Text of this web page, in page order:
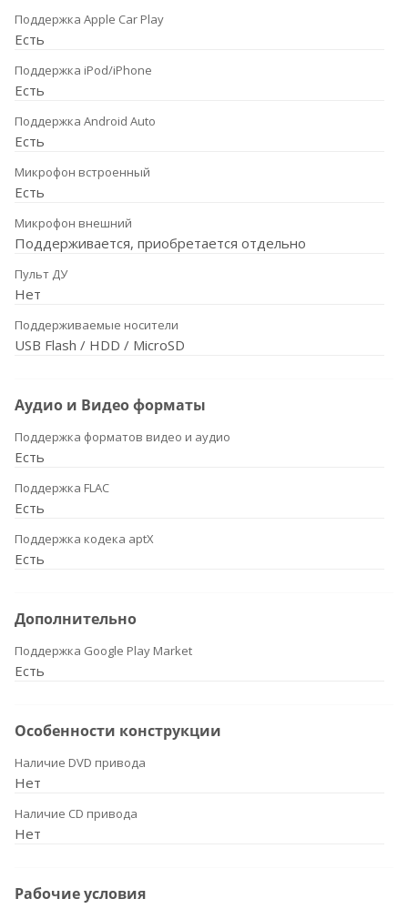
Поддержка Apple Car Play
Есть
Поддержка iPod/iPhone
Есть
Поддержка Android Auto
Есть
Микрофон встроенный
Есть
Микрофон внешний
Поддерживается, приобретается отдельно
Пульт ДУ
Нет
Поддерживаемые носители
USB Flash / HDD / MicroSD
Аудио и Видео форматы
Поддержка форматов видео и аудио
Есть
Поддержка FLAC
Есть
Поддержка кодека aptX
Есть
Дополнительно
Поддержка Google Play Market
Есть
Особенности конструкции
Наличие DVD привода
Нет
Наличие CD привода
Нет
Рабочие условия